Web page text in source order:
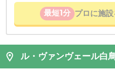
最短1分 プロに施
ル・ヴァンヴェール白